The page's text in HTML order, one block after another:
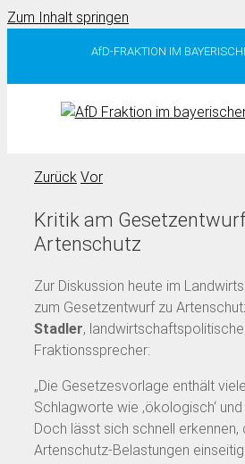
Zum Inhalt springen
AfD-FRAKTION IM
Zurück Vor
Kritik am
Artenschutz
Zur Diskussion heute im
zum Gesetzentwurf zu
Stadler,
Fraktionssprecher:
„Die Gesetzesvorlage enthält
Schlagworte wie ‚ökologisch‘ und
Doch lässt sich schnell erkennen,
Artenschutz-Belastungen